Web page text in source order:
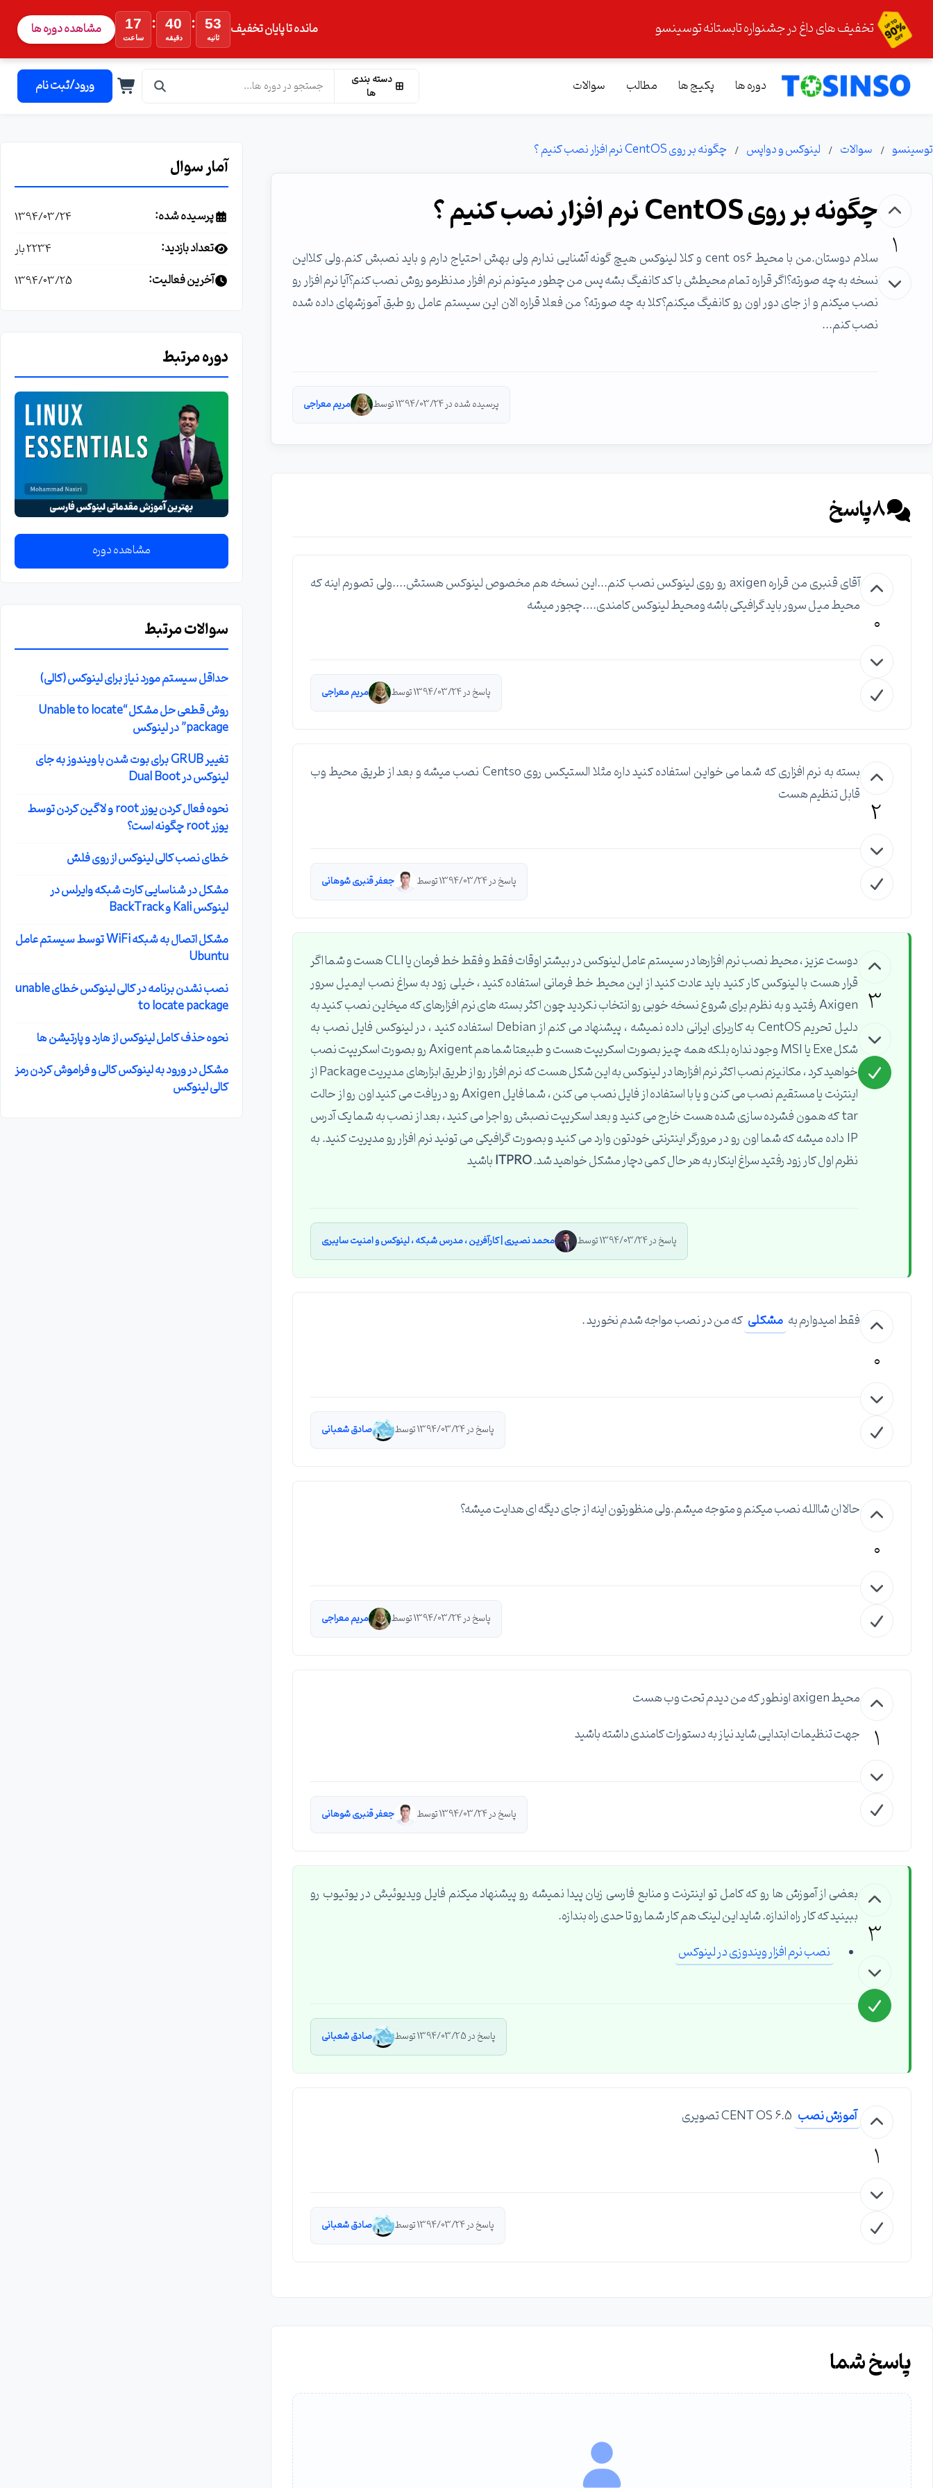
تخفیف های داغ در جشنواره تابستانه توسینسو مانده تا پایان تخفیف 17
ساعت
: 40
دقیقه
: 52
ثانیه مشاهده دوره ها
دوره ها پکیج ها مطالب سوالات
دسته بندی
ها
ورود/ثبت نام
توسینسو سوالات لینوکس و دواپس چگونه بر روی CentOS نرم افزار نصب کنیم ؟
1
چگونه بر روی CentOS نرم افزار نصب کنیم ؟
سلام دوستان.من با محیط cent os6 و کلا لینوکس هیچ گونه آشنایی ندارم ولی بهش احتیاج دارم و باید نصبش کنم.ولی کلااین
نسخه به چه صورته؟اگر قراره تمام محیطش با کد کانفیگ بشه پس من چطور میتونم نرم افزار مدنظرمو روش نصب کنم؟آیا نرم افزار رو
نصب میکنم و از جای دور اون رو کانفیگ میکنم؟کلا به چه صورته؟ من فعلا قراره الان این سیستم عامل رو طبق آموزشهای داده شده
نصب کنم...
پرسیده شده در 1394/03/24 توسط مریم معراجی
8پاسخ
0
آقای قنبری من قراره axigen رو روی لینوکس نصب کنم...این نسخه هم مخصوص لینوکس هستش....ولی تصورم اینه که
محیط میل سرور باید گرافیکی باشه ومحیط لینوکس کامندی....چجور میشه
پاسخ در 1394/03/24 توسط مریم معراجی
2
بسته به نرم افزاری که شما می خواین استفاده کنید داره مثلا الستیکس روی Centso نصب میشه و بعد از طریق محیط وب
قابل تنظیم هست
پاسخ در 1394/03/24 توسط جعفر قنبری شوهانی
3
دوست عزیز ، محیط نصب نرم افزارها در سیستم عامل لینوکس در بیشتر اوقات فقط و فقط خط فرمان یا CLI هست و شما اگر
قرار هست با لینوکس کار کنید باید عادت کنید از این محیط خط فرمانی استفاده کنید ، خیلی زود به سراغ نصب ایمیل سرور
Axigen رفتید و به نظرم برای شروع نسخه خوبی رو انتخاب نکردید چون اکثر بسته های نرم افزارهای که میخاین نصب کنید به
دلیل تحریم CentOS به کاربرای ایرانی داده نمیشه ، پیشنهاد می کنم از Debian استفاده کنید ، در لینوکس فایل نصب به
شکل Exe یا MSI وجود نداره بلکه همه چیز بصورت اسکریپت هست و طبیعتا شما هم Axigent رو بصورت اسکریپت نصب
خواهید کرد ، مکانیزم نصب اکثر نرم افزارها در لینوکس به این شکل هست که نرم افزار رو از طریق ابزارهای مدیریت Package از
اینترنت یا مستقیم نصب می کنن و یا با استفاده از فایل نصب می کنن ، شما فایل Axigen رو دریافت می کنید اون رو از حالت
tar که همون فشرده سازی شده هست خارج می کنید و بعد اسکریپت نصبش رو اجرا می کنید ، بعد از نصب به شما یک آدرس
IP داده میشه که شما اون رو در مرورگر اینترنتی خودتون وارد می کنید و بصورت گرافیکی می تونید نرم افزار رو مدیریت کنید. به
نظرم اول کار زود رفتید سراغ اینکار به هر حال کمی دچار مشکل خواهید شد.ITPRO باشید
پاسخ در 1394/03/24 توسط محمد نصیری | کارآفرین ، مدرس شبکه ، لینوکس و امنیت سایبری
0
فقط امیدوارم به مشکلی که من در نصب مواجه شدم نخورید .
پاسخ در 1394/03/24 توسط صادق شعبانی
0
حالا ان شاالله نصب میکنم و متوجه میشم.ولی منظورتون اینه از جای دیگه ای هدایت میشه؟
پاسخ در 1394/03/24 توسط مریم معراجی
1
محیط axigen اونطور که من دیدم تحت وب هست
جهت تنظیمات ابتدایی شاید نیاز به دستورات کامندی داشته باشید
پاسخ در 1394/03/24 توسط جعفر قنبری شوهانی
3
بعضی از آموزش ها رو که کامل تو اینترنت و منابع فارسی زبان پیدا نمیشه رو پیشنهاد میکنم فایل ویدیوئیش در یوتیوب رو
ببینید که کار راه اندازه. شاید این لینک هم کار شما رو تا حدی راه بندازه.
نصب نرم افزار ویندوزی در لینوکس
پاسخ در 1394/03/25 توسط صادق شعبانی
1
آموزش نصب CENT OS 6.5 تصویری
پاسخ در 1394/03/24 توسط صادق شعبانی
پاسخ شما
آمار سوال
پرسیده شده: 1394/03/24
تعداد بازدید: 2234 بار
آخرین فعالیت: 1394/03/25
دوره مرتبط
مشاهده دوره
سوالات مرتبط
حداقل سیستم مورد نیاز برای لینوکس (کالی)
روش قطعی حل مشکل “Unable to locate
package” در لینوکس
تغییر GRUB برای بوت شدن با ویندوز به جای
لینوکس در Dual Boot
نحوه فعال کردن یوزر root و لاگین کردن توسط
یوزر root چگونه است؟
خطای نصب کالی لینوکس از روی فلش
مشکل در شناسایی کارت شبکه وایرلس در
لینوکس Kali و BackTrack
مشکل اتصال به شبکه WiFi توسط سیستم عامل
Ubuntu
نصب نشدن برنامه در کالی لینوکس خطای unable
to locate package
نحوه حذف کامل لینوکس از هارد و پارتیشن ها
مشکل در ورود به لینوکس کالی و فراموش کردن رمز
کالی لینوکس